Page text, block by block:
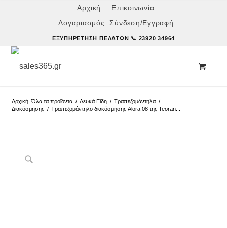
Αρχική
Επικοινωνία
Λογαριασμός: Σύνδεση/Εγγραφή
ΕΞΥΠΗΡΈΤΗΣΗ ΠΕΛΑΤΏΝ 📞 23920 34964
Αρχική Όλα τα προϊόντα / Λευκά Είδη / Τραπεζομάντηλα /
Διακόσμησης / Τραπεζομάντηλο διακόσμησης Alora 08 της Teoran...